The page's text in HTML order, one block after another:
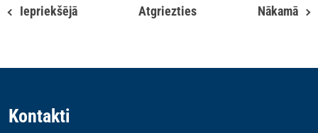
Iepriekšējā Atgriezties Nākamā
Kontakti